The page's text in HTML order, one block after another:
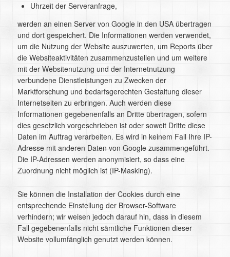
Uhrzeit der Serveranfrage,
werden an einen Server von Google in den USA übertragen
und dort gespeichert. Die Informationen werden verwendet,
um die Nutzung der Website auszuwerten, um Reports über
die Websiteaktivitäten zusammenzustellen und um weitere
mit der Websitenutzung und der Internetnutzung
verbundene Dienstleistungen zu Zwecken der
Marktforschung und bedarfsgerechten Gestaltung dieser
Internetseiten zu erbringen. Auch werden diese
Informationen gegebenenfalls an Dritte übertragen, sofern
dies gesetzlich vorgeschrieben ist oder soweit Dritte diese
Daten im Auftrag verarbeiten. Es wird in keinem Fall Ihre IP-
Adresse mit anderen Daten von Google zusammengeführt.
Die IP-Adressen werden anonymisiert, so dass eine
Zuordnung nicht möglich ist (IP-Masking).
Sie können die Installation der Cookies durch eine
entsprechende Einstellung der Browser-Software
verhindern; wir weisen jedoch darauf hin, dass in diesem
Fall gegebenenfalls nicht sämtliche Funktionen dieser
Website vollumfänglich genutzt werden können.